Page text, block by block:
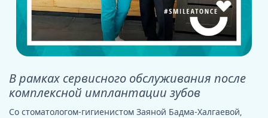
В рамках сервисного обслуживания после
комплексной имплантации зубов
Со стоматологом-гигиенистом Заяной Бадма-Халгаевой,